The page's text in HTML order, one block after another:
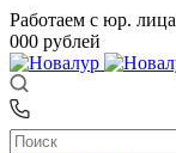
Работаем с юр.
000 рублей